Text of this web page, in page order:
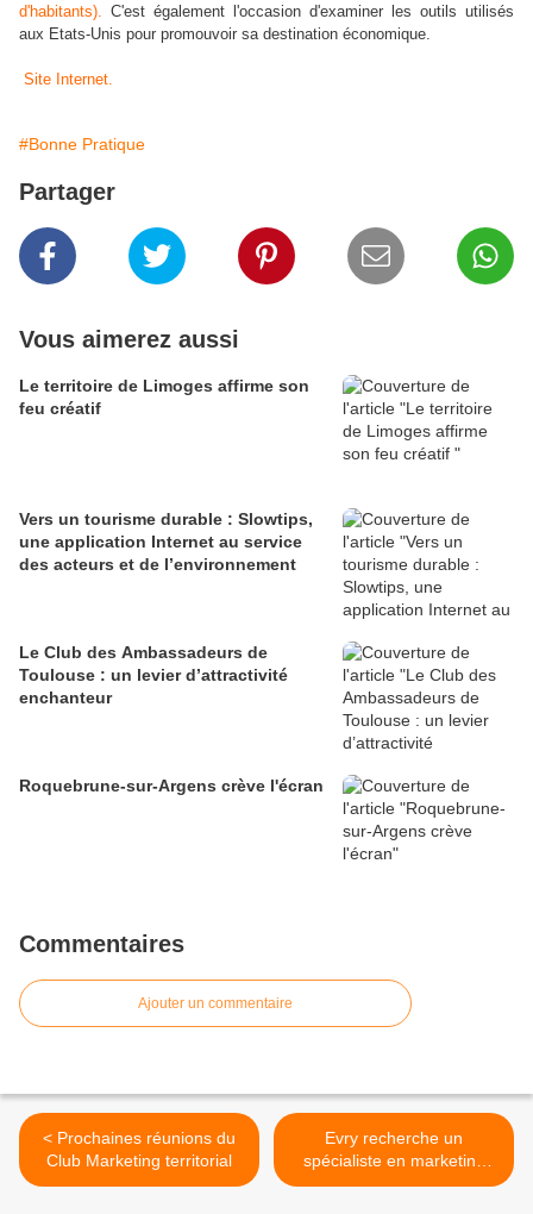
d'habitants). C'est également l'occasion d'examiner les outils utilisés
aux Etats-Unis pour promouvoir sa destination économique.
Site Internet.
#Bonne Pratique
Partager
Vous aimerez aussi
Le territoire de Limoges affirme son
feu créatif
Vers un tourisme durable : Slowtips,
une application Internet au service
des acteurs et de l’environnement
Le Club des Ambassadeurs de
Toulouse : un levier d’attractivité
enchanteur
Roquebrune-sur-Argens crève l'écran
Commentaires
Ajouter un commentaire
< Prochaines réunions du
Club Marketing territorial
Evry recherche un
spécialiste en marketing
territorial >